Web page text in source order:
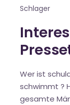
Schlager
Wer ist
schwimmt ?
gesamte